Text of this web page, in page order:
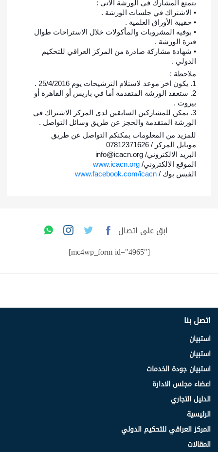
يتمتع المشارك في الورشة الآتي :
• الاشتراك في جلسات الورشة .
• حقيبة الأوراق العلمية .
• بوفيه المشروبات والمأكولات خلال الاستراحات طوال
فترة الورشة .
• شهادة مشاركة صادرة من المركز العراقي للتحكيم
الدولي .
ملاحظة :
1. يكون اخر موعد لاستلام الترشيحات يوم 25/4/2016 .
2. ستعقد الورشة المتقدمة أما في باريس أو القاهرة أو
بيروت .
3. يمكن للمشاركين السابقين لدى المركز الاشتراك في
الورشة المتقدمة والحجز عن طريق وسائل التواصل .
للمزيد من المعلومات يمكنكم التواصل عن طريق
موبايل المركز / 07812371626
البريد الالكتروني/ info@icacn.org
الموقع الالكتروني/ www.icacn.org
الفيس بوك / www.facebook.com/icacn
ابق على اتصال
[mc4wp_form id="4965"]
اتصل بنا
استبيان
استبيان
استبيان جودة الخدمات
اعضاء مجلس الادارة
الدليل التجاري
الرئيسية
المركز العراقي للتحكيم الدولي
المقالات